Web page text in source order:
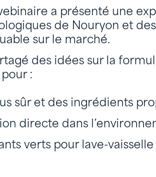
a présenté une
de Nouryon et
sur le marché.
des idées sur la
:
sûr et des ingrédients
directe dans
verts pour lave-